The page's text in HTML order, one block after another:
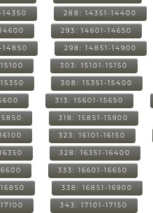
14350 288: 14351-14400
293: 14601-14650
14850 298: 14851-14900
303: 15101-15150
308: 15351-15400
313: 15601-15650
318: 15851-15900
323: 16101-16150
328: 16351-16400
333: 16601-16650
338: 16851-16900
343: 17101-17150